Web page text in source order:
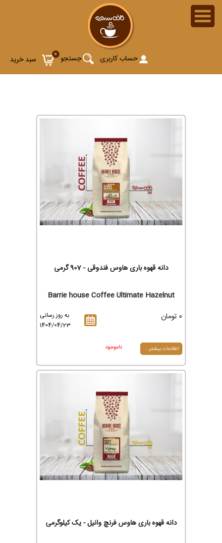
0 سبد خرید جستجو حساب کاربری
جستجو برای باری هاوس
دانه قهوه باری هاوس فندوقی - 907 گرمی
Barrie house Coffee Ultimate Hazelnut
به روز رسانی
1404/04/23
0 تومان
اطلاعات بیشتر... ناموجود
دانه قهوه باری هاوس فرنچ وانیل - یک کیلوگرمی